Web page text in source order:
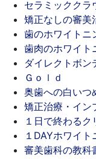
セラミッククラ
矯正なしの審美
歯のホワイトニ
歯肉のホワイト
ダイレクトボン
Ｇｏｌｄ
奥歯への白いつ
矯正治療・イン
１日で終わるク
１DAYホワイト
審美歯科の教科